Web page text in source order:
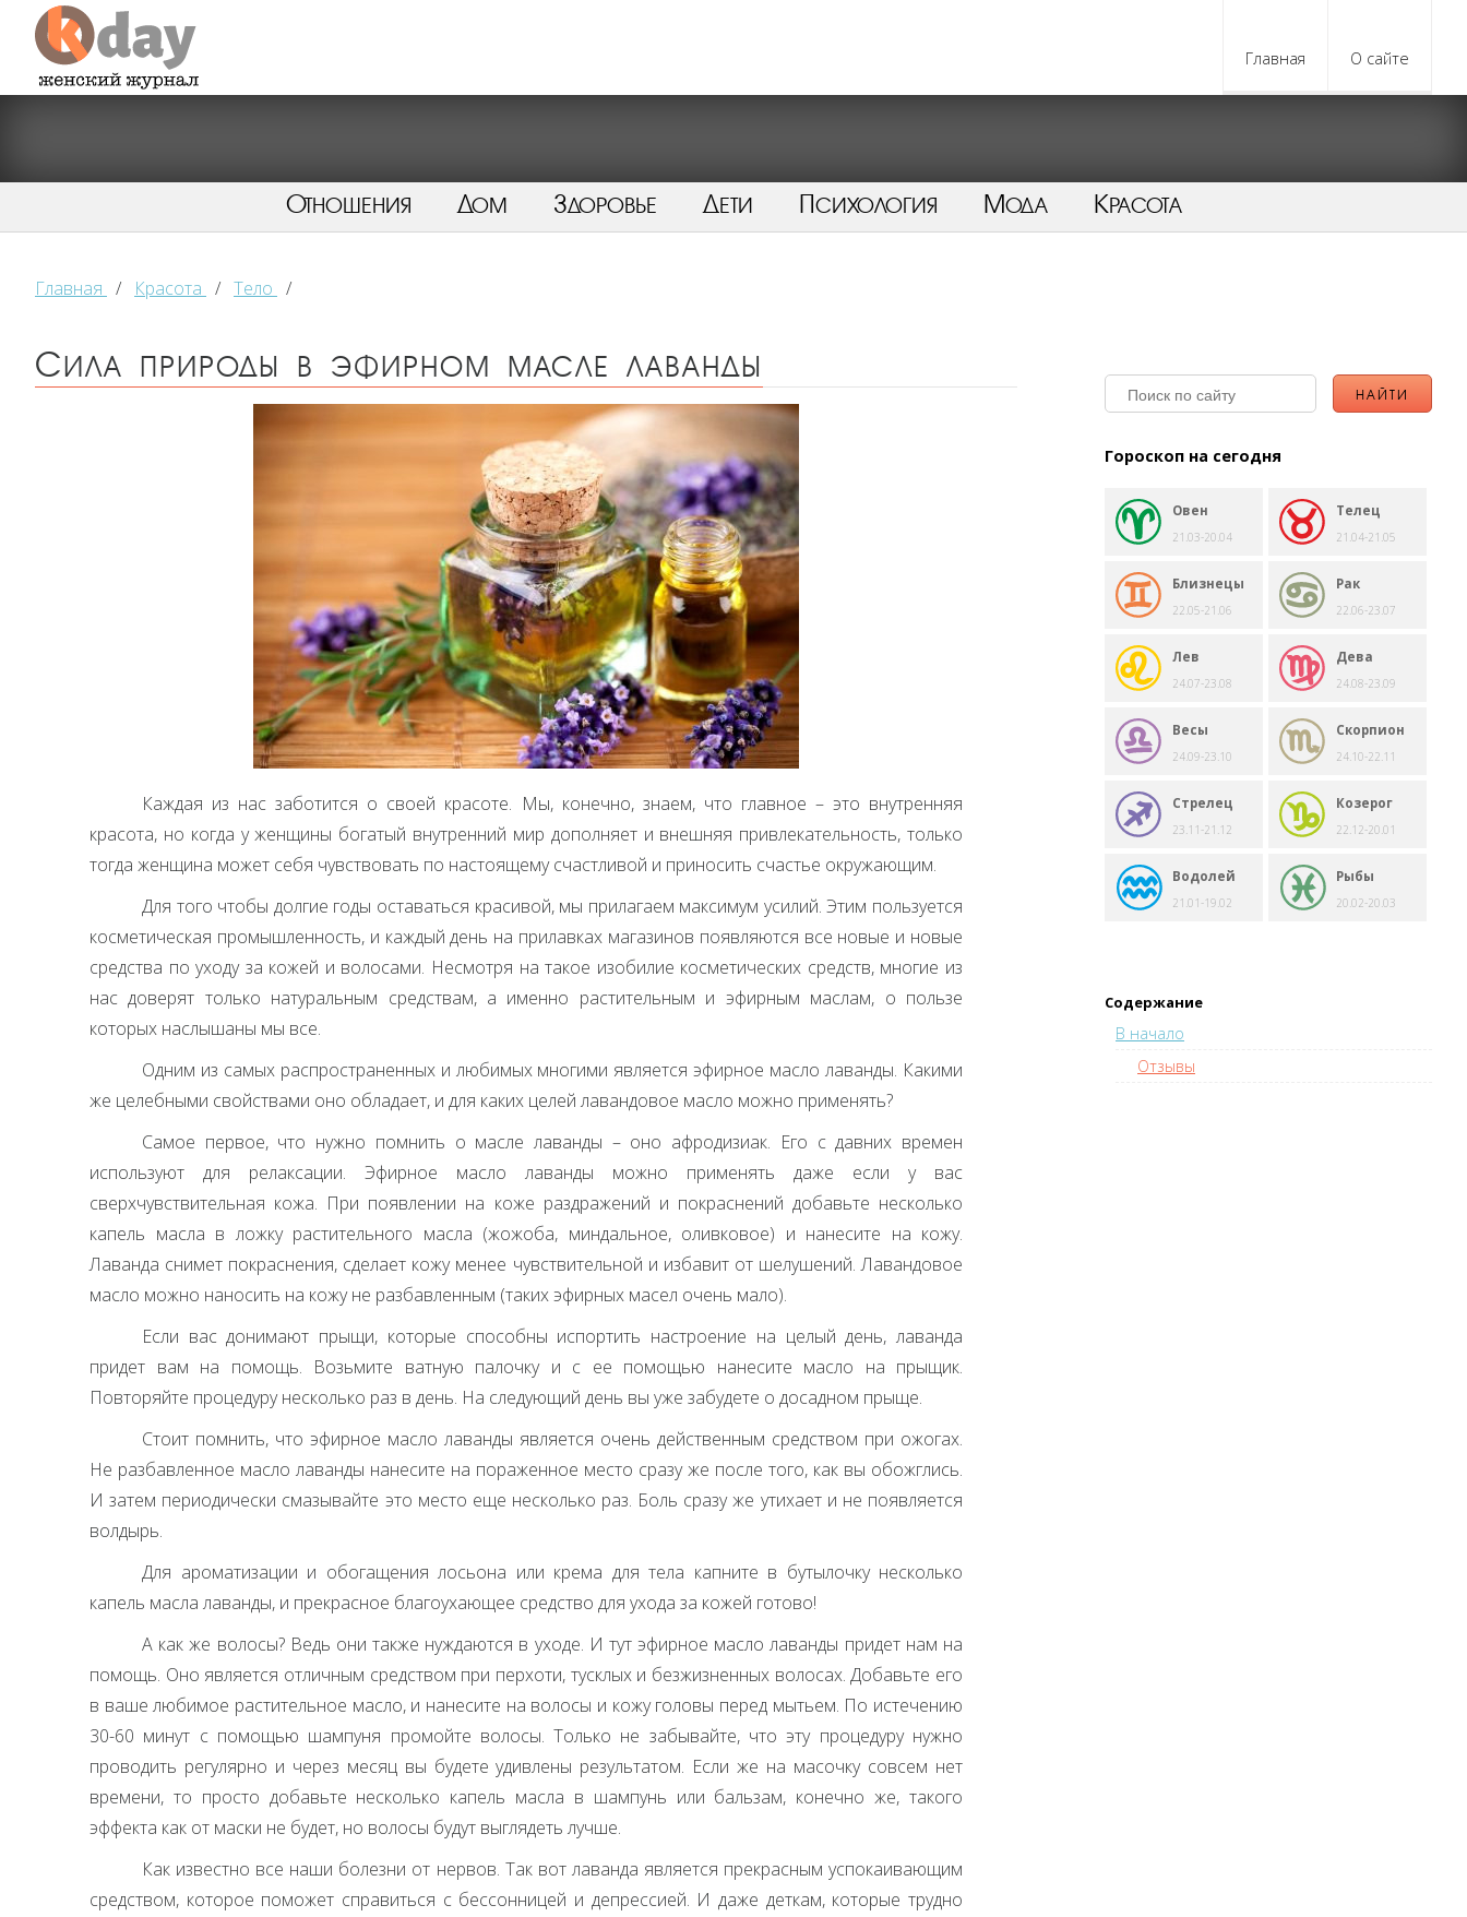
Главная О сайте
Отношения Дом Здоровье Дети Психология Мода Красота
Главная / Красота / Тело /
Сила природы в эфирном масле лаванды
Каждая из нас заботится о своей красоте. Мы, конечно, знаем, что главное – это внутренняя
красота, но когда у женщины богатый внутренний мир дополняет и внешняя привлекательность, только
тогда женщина может себя чувствовать по настоящему счастливой и приносить счастье окружающим.
Для того чтобы долгие годы оставаться красивой, мы прилагаем максимум усилий. Этим пользуется
косметическая промышленность, и каждый день на прилавках магазинов появляются все новые и новые
средства по уходу за кожей и волосами. Несмотря на такое изобилие косметических средств, многие из
нас доверят только натуральным средствам, а именно растительным и эфирным маслам, о пользе
которых наслышаны мы все.
Одним из самых распространенных и любимых многими является эфирное масло лаванды. Какими
же целебными свойствами оно обладает, и для каких целей лавандовое масло можно применять?
Самое первое, что нужно помнить о масле лаванды – оно афродизиак. Его с давних времен
используют для релаксации. Эфирное масло лаванды можно применять даже если у вас
сверхчувствительная кожа. При появлении на коже раздражений и покраснений добавьте несколько
капель масла в ложку растительного масла (жожоба, миндальное, оливковое) и нанесите на кожу.
Лаванда снимет покраснения, сделает кожу менее чувствительной и избавит от шелушений. Лавандовое
масло можно наносить на кожу не разбавленным (таких эфирных масел очень мало).
Если вас донимают прыщи, которые способны испортить настроение на целый день, лаванда
придет вам на помощь. Возьмите ватную палочку и с ее помощью нанесите масло на прыщик.
Повторяйте процедуру несколько раз в день. На следующий день вы уже забудете о досадном прыще.
Стоит помнить, что эфирное масло лаванды является очень действенным средством при ожогах.
Не разбавленное масло лаванды нанесите на пораженное место сразу же после того, как вы обожглись.
И затем периодически смазывайте это место еще несколько раз. Боль сразу же утихает и не появляется
волдырь.
Для ароматизации и обогащения лосьона или крема для тела капните в бутылочку несколько
капель масла лаванды, и прекрасное благоухающее средство для ухода за кожей готово!
А как же волосы? Ведь они также нуждаются в уходе. И тут эфирное масло лаванды придет нам на
помощь. Оно является отличным средством при перхоти, тусклых и безжизненных волосах. Добавьте его
в ваше любимое растительное масло, и нанесите на волосы и кожу головы перед мытьем. По истечению
30-60 минут с помощью шампуня промойте волосы. Только не забывайте, что эту процедуру нужно
проводить регулярно и через месяц вы будете удивлены результатом. Если же на масочку совсем нет
времени, то просто добавьте несколько капель масла в шампунь или бальзам, конечно же, такого
эффекта как от маски не будет, но волосы будут выглядеть лучше.
Как известно все наши болезни от нервов. Так вот лаванда является прекрасным успокаивающим
средством, которое поможет справиться с бессонницей и депрессией. И даже деткам, которые трудно
Гороскоп на сегодня
Овен
21.03-20.04
Телец
21.04-21.05
Близнецы
22.05-21.06
Рак
22.06-23.07
Лев
24.07-23.08
Дева
24.08-23.09
Весы
24.09-23.10
Скорпион
24.10-22.11
Стрелец
23.11-21.12
Козерог
22.12-20.01
Водолей
21.01-19.02
Рыбы
20.02-20.03
Содержание
В начало
Отзывы